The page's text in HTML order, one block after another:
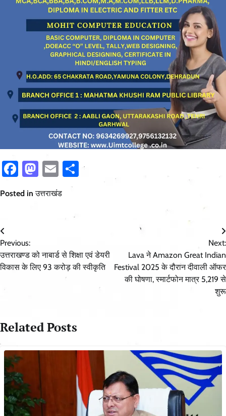
Facebook
Mastodon
EmailShare
Posted inउत्तराखंड
Post
navigation
Previous:
उत्तराखण्ड को नाबार्ड से शिक्षा एवं डेयरी
विकास के लिए 93 करोड़ की स्वीकृति
Next:
Lava ने Amazon Great Indian
Festival 2025 के दौरान दीवाली ऑफर
की घोषणा, स्मार्टफोन मात्र 5,219 से
शुरू
Related Posts